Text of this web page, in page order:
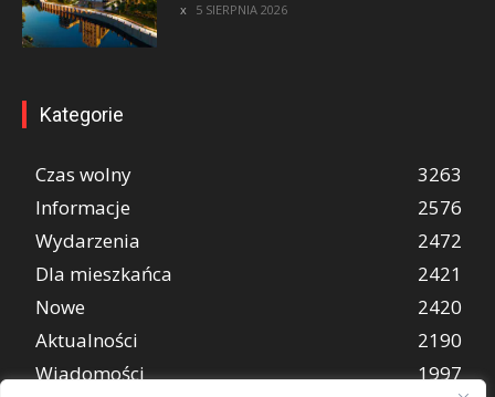
5 SIERPNIA 2026
Kategorie
Czas wolny
3263
Informacje
2576
Wydarzenia
2472
Dla mieszkańca
2421
Nowe
2420
Aktualności
2190
Wiadomości
1997